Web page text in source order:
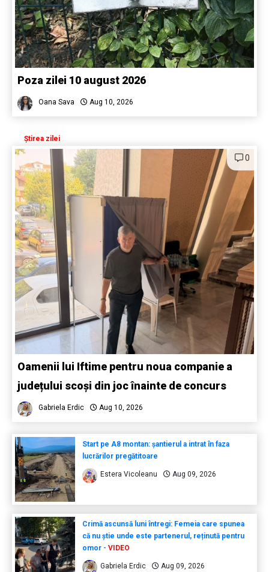
Poza zilei 10 august 2026
Oana Sava Aug 10, 2026
Știrea zilei
0
Oamenii lui Iftime pentru noua companie a
județului scoși din joc înainte de concurs
Gabriela Erdic Aug 10, 2026
Start pe A8 montan: șantierul a intrat în faza
lucrărilor pregătitoare
Estera Vicoleanu Aug 09, 2026
Crimă ascunsă luni întregi: Femeia care spunea
că nu știe unde este partenerul, reținută pentru
omor - VIDEO
Gabriela Erdic Aug 09, 2026